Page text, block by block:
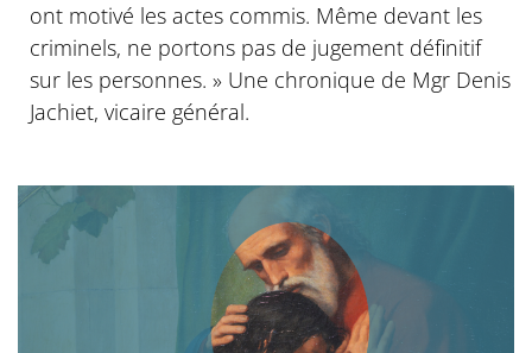
ont motivé les actes commis. Même devant les
criminels, ne portons pas de jugement définitif
sur les personnes. » Une chronique de Mgr Denis
Jachiet, vicaire général.